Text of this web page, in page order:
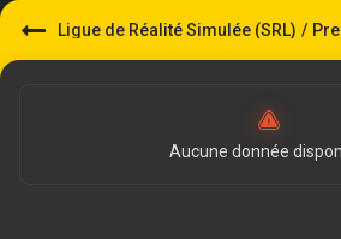
Ligue de Réalité Simulée (SRL) /
Aucune donnée